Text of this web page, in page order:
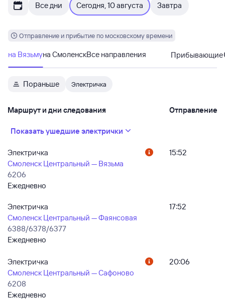
Все дни Сегодня, 10 августа Завтра
Отправление и прибытие по московскому времени
на Вязьмуна СмоленскВсе направления Прибывающие
Пораньше Электричка
Маршрут и дни следования Отправление
Показать ушедшие электрички
Электричка
Смоленск Центральный — Вязьма
6206
Ежедневно
15:52
Электричка
Смоленск Центральный — Фаянсовая
6388/6378/6377
Ежедневно
17:52
Электричка
Смоленск Центральный — Сафоново
6208
Ежедневно
20:06